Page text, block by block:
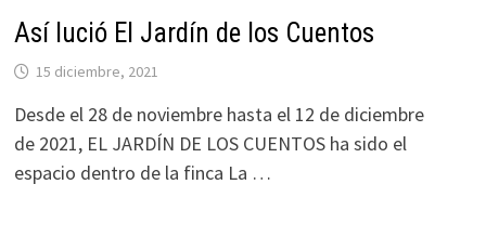
Así lució El Jardín de los Cuentos
15 diciembre, 2021
Desde el 28 de noviembre hasta el 12 de diciembre
de 2021, EL JARDÍN DE LOS CUENTOS ha sido el
espacio dentro de la finca La …